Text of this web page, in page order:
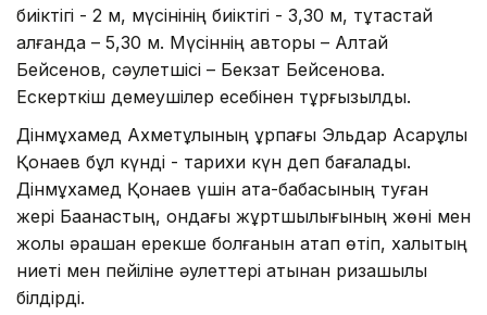
биіктігі - 2 м, мүсінінің биіктігі - 3,30 м, тұтастай
алғанда – 5,30 м. Мүсіннің авторы – Алтай
Бейсенов, сәулетшісі – Бекзат Бейсенова.
Ескерткіш демеушілер есебінен тұрғызылды.
Дінмұхамед Ахметұлының ұрпағы Эльдар Асқарұлы
Қонаев бұл күнді - тарихи күн деп бағалады.
Дінмұхамед Қонаев үшін ата-бабасының туған
жері Бақанастың, ондағы жұртшылығының жөні мен
жолы әрқашан ерекше болғанын атап өтіп, халықтың
ниеті мен пейіліне әулеттері атынан ризашылық
білдірді.